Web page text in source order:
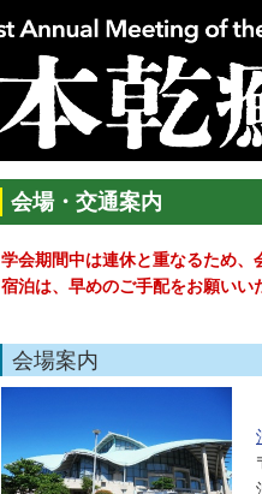
会場・交通案内
学会期間中は連休と重なるため
宿泊は、早めのご手配をお願いい
会場案内